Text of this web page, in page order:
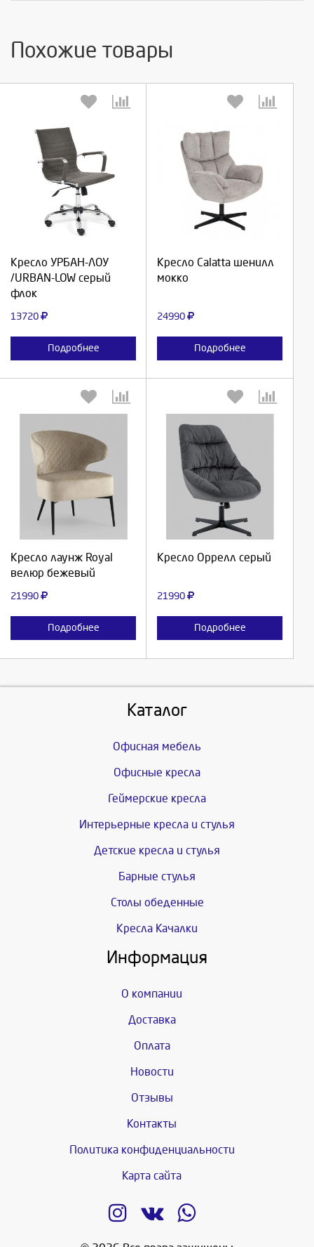
Похожие товары
Кресло УРБАН-ЛОУ
/URBAN-LOW серый
флок
13720
Подробнее
Выберите количество:
Продолжить
Кресло Calatta шенилл
мокко
24990
Подробнее
Выберите количество:
Продолжить
Кресло лаунж Royal
велюр бежевый
21990
Подробнее
Выберите количество:
Отмена
Кресло Оррелл серый
21990
Подробнее
Выберите количество:
Каталог
Офисная мебель
Офисные кресла
Геймерские кресла
Интерьерные кресла и стулья
Детские кресла и стулья
Барные стулья
Столы обеденные
Кресла Качалки
Информация
О компании
Доставка
Оплата
Новости
Отзывы
Контакты
Политика конфиденциальности
Карта сайта